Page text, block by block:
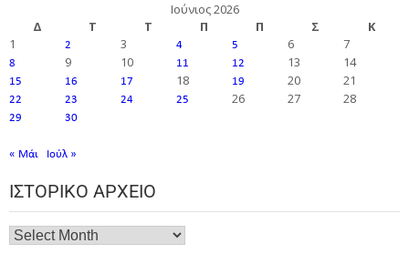
Ιούνιος 2026
Δ
Τ Τ Π Π Σ
Κ
1
2 3 4 5 6 7
8 9 10 11 12 13 14
15 16 17 18 19 20 21
22 23 24 25 26 27 28
29 30
« Μάι Ιούλ »
ΙΣΤΟΡΙΚΌ ΑΡΧΕΊΟ